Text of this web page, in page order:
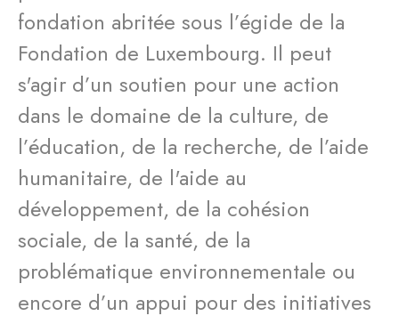
fondation abritée sous l’égide de la
Fondation de Luxembourg. Il peut
s'agir d’un soutien pour une action
dans le domaine de la culture, de
l’éducation, de la recherche, de l’aide
humanitaire, de l'aide au
développement, de la cohésion
sociale, de la santé, de la
problématique environnementale ou
encore d’un appui pour des initiatives